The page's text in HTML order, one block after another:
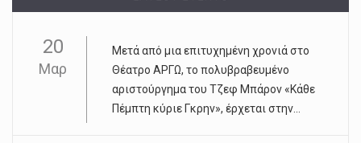
20
Μαρ
Μετά από μια επιτυχημένη χρονιά στο
Θέατρο ΑΡΓΩ, το πολυβραβευμένο
αριστούργημα του Τζεφ Μπάρον «Κάθε
Πέμπτη κύριε Γκρην», έρχεται στην...